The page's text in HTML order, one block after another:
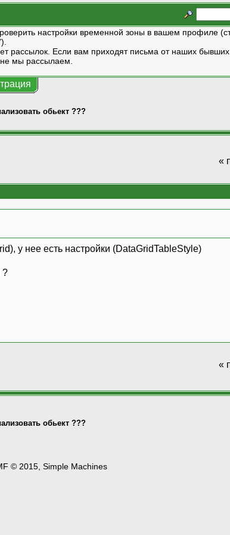
настройки временной зоны в вашем профиле
рассылок. Если вам приходят письма от наших
не мы рассылаем.
обьект ???
«
у нее есть настройки (DataGridTableStyle)
?
«
обьект ???
© 2015, Simple Machines